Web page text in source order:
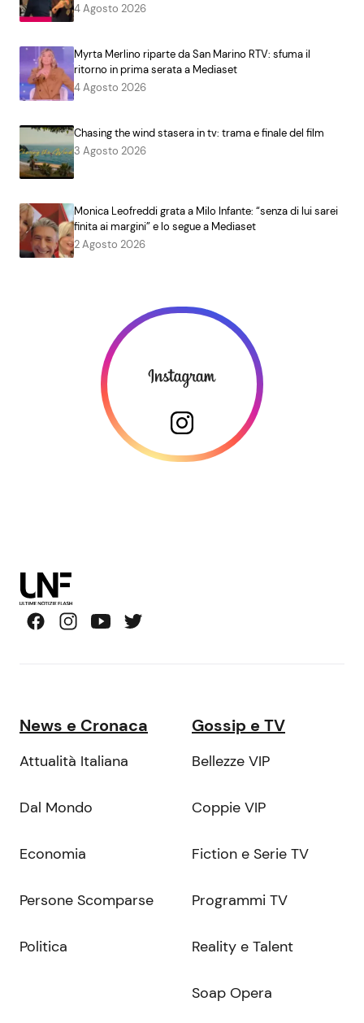
4 Agosto 2026
Myrta Merlino riparte da San Marino RTV: sfuma il
ritorno in prima serata a Mediaset
4 Agosto 2026
Chasing the wind stasera in tv: trama e finale del film
3 Agosto 2026
Monica Leofreddi grata a Milo Infante: “senza di lui sarei
finita ai margini” e lo segue a Mediaset
2 Agosto 2026
News e Cronaca
Attualità Italiana
Dal Mondo
Economia
Persone Scomparse
Politica
Gossip e TV
Bellezze VIP
Coppie VIP
Fiction e Serie TV
Programmi TV
Reality e Talent
Soap Opera